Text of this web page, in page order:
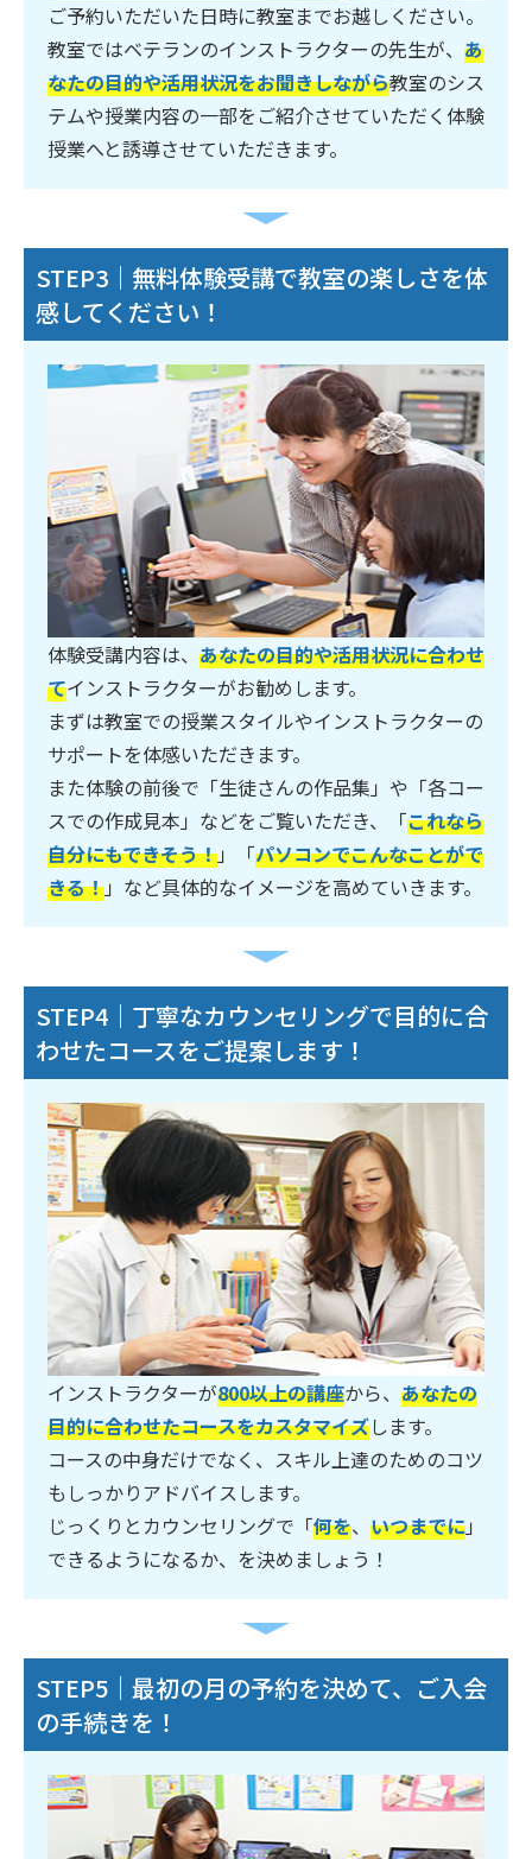
ご予約いただいた日時に教室までお越しください。
教室ではベテランのインストラクターの先生が、 あ
なたの目的や活用状況をお聞きしながら教室のシス
テムや授業内容の一部をご紹介させていただく体験
授業へと誘導させていただきます。
STEP3｜無料体験受講で教室の楽しさを体
感してください！
体験受講内容は、 あなたの目的や活用状況に合わせ
てインストラクターがお勧めします。
まずは教室での授業スタイルやインストラクターの
サポートを体感いただきます。
また体験の前後で「生徒さんの作品集」や「各コー
スでの作成見本」などをご覧いただき、「これなら
自分にもできそう！」「パソコンでこんなことがで
きる！」など具体的なイメージを高めていきます。
STEP4｜丁寧なカウンセリングで目的に合
わせたコースをご提案します！
インストラクターが800以上の講座から、 あなたの
目的に合わせたコースをカスタマイズします。
コースの中身だけでなく、スキル上達のためのコツ
もしっかりアドバイスします。
じっくりとカウンセリングで「何を、 いつまでに」
できるようになるか、を決めましょう！
STEP5｜最初の月の予約を決めて、ご入会
の手続きを！